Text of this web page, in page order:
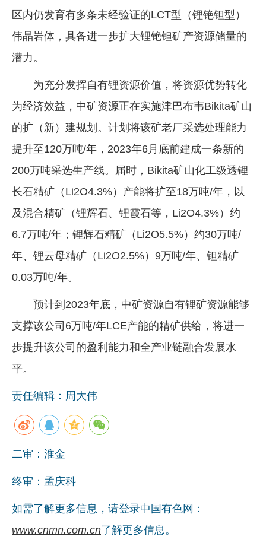
区内仍发育有多条未经验证的LCT型（锂铯钽型）
伟晶岩体，具备进一步扩大锂铯钽矿产资源储量的
潜力。
为充分发挥自有锂资源价值，将资源优势转化
为经济效益，中矿资源正在实施津巴布韦Bikita矿山
的扩（新）建规划。计划将该矿老厂采选处理能力
提升至120万吨/年，2023年6月底前建成一条新的
200万吨采选生产线。届时，Bikita矿山化工级透锂
长石精矿（Li2O4.3%）产能将扩至18万吨/年，以
及混合精矿（锂辉石、锂霞石等，Li2O4.3%）约
6.7万吨/年；锂辉石精矿（Li2O5.5%）约30万吨/
年、锂云母精矿（Li2O2.5%）9万吨/年、钽精矿
0.03万吨/年。
预计到2023年底，中矿资源自有锂矿资源能够
支撑该公司6万吨/年LCE产能的精矿供给，将进一
步提升该公司的盈利能力和全产业链融合发展水
平。
责任编辑：周大伟
二审：淮金
终审：孟庆科
如需了解更多信息，请登录中国有色网：
www.cnmn.com.cn了解更多信息。